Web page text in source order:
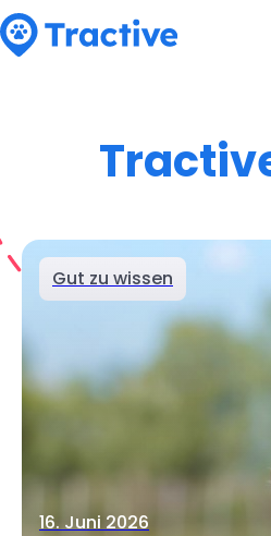
Gut zu wissen
16. Juni 2026